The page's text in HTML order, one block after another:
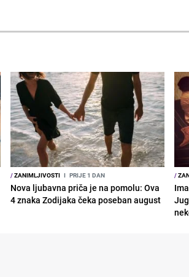
/ZANIMLJIVOSTI I PRIJE 1 DAN
Nova ljubavna priča je na pomolu: Ova
4 znaka Zodijaka čeka poseban august
/